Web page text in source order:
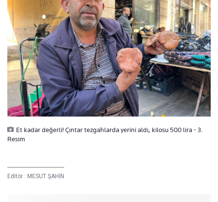
Et kadar değerli! Çıntar tezgahlarda yerini aldı, kilosu 500 lira - 3.
Resim
Editör : MESUT ŞAHİN